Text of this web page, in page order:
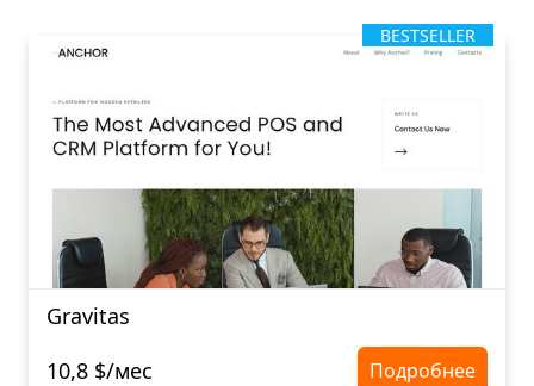
BESTSELLER
Gravitas
10,8 $/мес
Подробнее